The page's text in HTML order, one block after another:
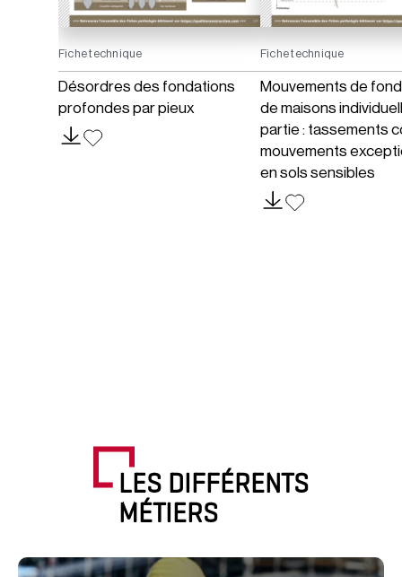
Fiche technique
Désordres des fondations
profondes par pieux
Fiche technique
Mouvements de
de maisons
partie : tassements
mouvements
en sols sensibles
LES DIFFÉRENTS
MÉTIERS